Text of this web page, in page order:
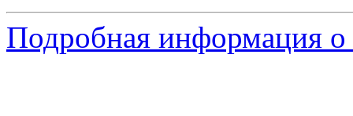
Подробная информация